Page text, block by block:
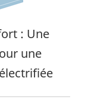
: Une
une